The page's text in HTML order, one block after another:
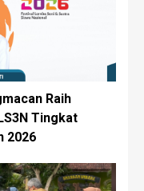
Raih
Tingkat
2026